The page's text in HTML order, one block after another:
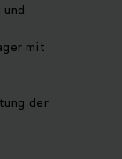
mit
der